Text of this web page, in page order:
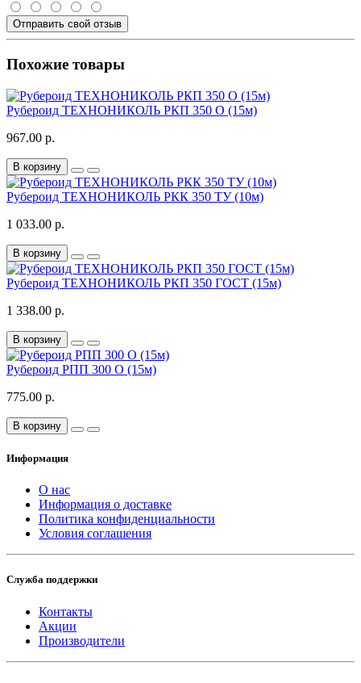
Отправить свой отзыв
Похожие товары
Рубероид ТЕХНОНИКОЛЬ РКП 350 О (15м)
967.00 р.
В корзину
Рубероид ТЕХНОНИКОЛЬ РКК 350 ТУ (10м)
1 033.00 р.
В корзину
Рубероид ТЕХНОНИКОЛЬ РКП 350 ГОСТ (15м)
1 338.00 р.
В корзину
Рубероид РПП 300 О (15м)
775.00 р.
В корзину
Информация
О нас
Информация о доставке
Политика конфиденциальности
Условия соглашения
Служба поддержки
Контакты
Акции
Производители